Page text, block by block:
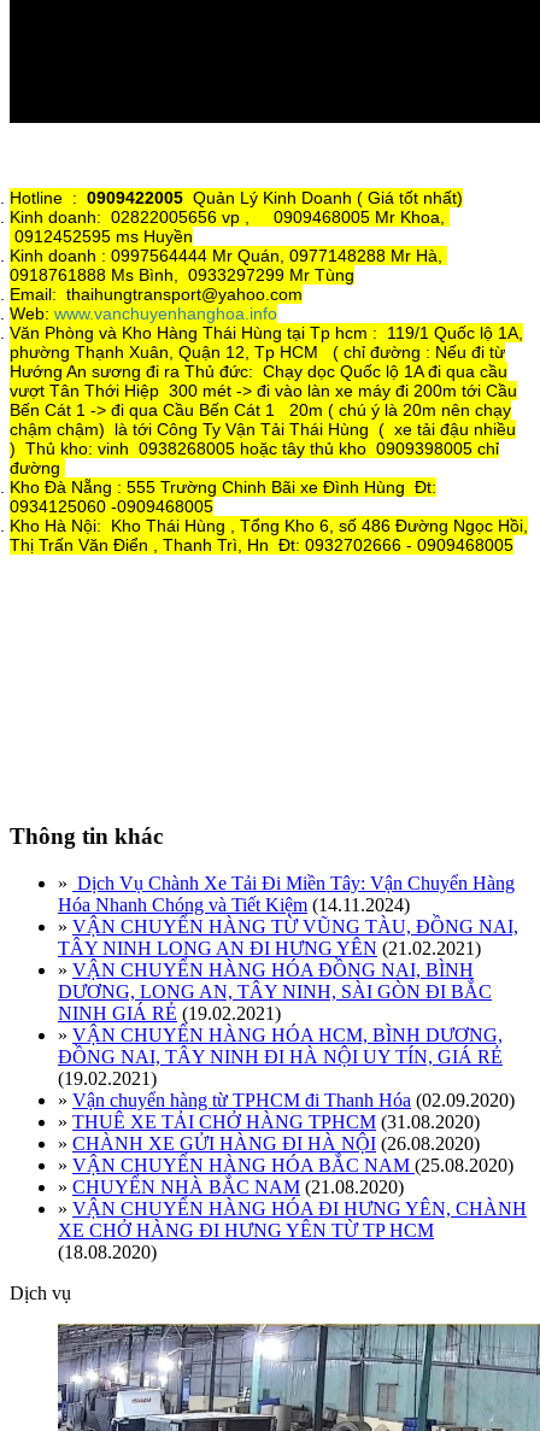
Hotline : 0909422005 Quản Lý Kinh Doanh ( Giá tốt nhất)
Kinh doanh: 02822005656 vp , 0909468005 Mr Khoa,
0912452595 ms Huyền
Kinh doanh : 0997564444 Mr Quán, 0977148288 Mr Hà,
0918761888 Ms Bình, 0933297299 Mr Tùng
Email: thaihungtransport@yahoo.com
Web: www.vanchuyenhanghoa.info
Văn Phòng và Kho Hàng Thái Hùng tại Tp hcm : 119/1 Quốc lộ 1A,
phường Thạnh Xuân, Quận 12, Tp HCM ( chỉ đường : Nếu đi từ
Hướng An sương đi ra Thủ đức: Chạy dọc Quốc lộ 1A đi qua cầu
vượt Tân Thới Hiệp 300 mét -> đi vào làn xe máy đi 200m tới Cầu
Bến Cát 1 -> đi qua Cầu Bến Cát 1 20m ( chú ý là 20m nên chạy
chậm chậm) là tới Công Ty Vận Tải Thái Hùng ( xe tải đậu nhiều
) Thủ kho: vinh 0938268005 hoặc tây thủ kho 0909398005 chỉ
đường
Kho Đà Nẵng : 555 Trường Chinh Bãi xe Đình Hùng Đt:
0934125060 -0909468005
Kho Hà Nội: Kho Thái Hùng , Tổng Kho 6, số 486 Đường Ngọc Hồi,
Thị Trấn Văn Điển , Thanh Trì, Hn Đt: 0932702666 - 0909468005
Thông tin khác
» Dịch Vụ Chành Xe Tải Đi Miền Tây: Vận Chuyển Hàng
Hóa Nhanh Chóng và Tiết Kiệm (14.11.2024)
» VẬN CHUYỂN HÀNG TỪ VŨNG TÀU, ĐỒNG NAI,
TÂY NINH LONG AN ĐI HƯNG YÊN (21.02.2021)
» VẬN CHUYỂN HÀNG HÓA ĐỒNG NAI, BÌNH
DƯƠNG, LONG AN, TÂY NINH, SÀI GÒN ĐI BẮC
NINH GIÁ RẺ (19.02.2021)
» VẬN CHUYỂN HÀNG HÓA HCM, BÌNH DƯƠNG,
ĐỒNG NAI, TÂY NINH ĐI HÀ NỘI UY TÍN, GIÁ RẺ
(19.02.2021)
» Vận chuyển hàng từ TPHCM đi Thanh Hóa (02.09.2020)
» THUÊ XE TẢI CHỞ HÀNG TPHCM (31.08.2020)
» CHÀNH XE GỬI HÀNG ĐI HÀ NỘI (26.08.2020)
» VẬN CHUYỂN HÀNG HÓA BẮC NAM (25.08.2020)
» CHUYỂN NHÀ BẮC NAM (21.08.2020)
» VẬN CHUYỂN HÀNG HÓA ĐI HƯNG YÊN, CHÀNH
XE CHỞ HÀNG ĐI HƯNG YÊN TỪ TP HCM
(18.08.2020)
Dịch vụ